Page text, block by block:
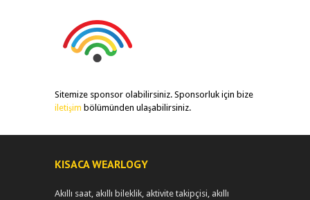
Sitemize sponsor olabilirsiniz. Sponsorluk için bize
iletişim bölümünden ulaşabilirsiniz.
KISACA WEARLOGY
Akıllı saat, akıllı bileklik, aktivite takipçisi, akıllı